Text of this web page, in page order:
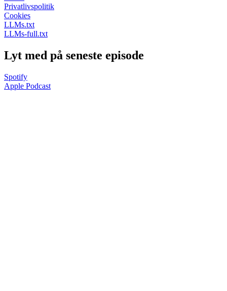
Privatlivspolitik
Cookies
LLMs.txt
LLMs-full.txt
Lyt med på seneste episode
Spotify
Apple Podcast